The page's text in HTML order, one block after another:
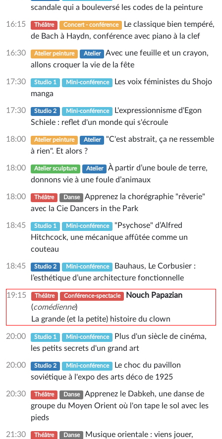
scandale qui a bouleversé les codes de la peinture
16:15 Théâtre Concert - conférence Le classique bien tempéré,
de Bach à Haydn, conférence avec piano à la clef
16:30 Atelier peinture Atelier Avec une feuille et un crayon,
allons croquer la vie de la fête
17:30 Studio 1 Mini-conférence Les voix féministes du Shojo
manga
17:30 Studio 2 Mini-conférence L'expressionnisme d'Egon
Schiele : reflet d'un monde qui s'écroule
18:00 Atelier peinture Atelier "C'est abstrait, ça ne ressemble
à rien". Et alors ?
18:00 Atelier sculpture Atelier À partir d’une boule de terre,
donnons vie à une foule d’animaux
18:00 Théâtre Danse Apprenez la chorégraphie "rêverie"
avec la Cie Dancers in the Park
18:45 Studio 1 Mini-conférence "Psychose" d’Alfred
Hitchcock, une mécanique affûtée comme un
couteau
18:45 Studio 2 Mini-conférence Bauhaus, Le Corbusier :
l’esthétique d’une architecture fonctionnelle
19:15 Théâtre Conférence-spectacle
Nouch Papazian
(comédienne)
La grande (et la petite) histoire du clown
20:00 Studio 1 Mini-conférence Plus d'un siècle de cinéma,
les petits secrets d'un grand art
20:00 Studio 2 Mini-conférence Le choc du pavillon
soviétique à l'expo des arts déco de 1925
20:30 Théâtre Danse Apprenez le Dabkeh, une danse de
groupe du Moyen Orient où l'on tape le sol avec les
pieds
21:30 Théâtre Danse Musique orientale : viens jouer,